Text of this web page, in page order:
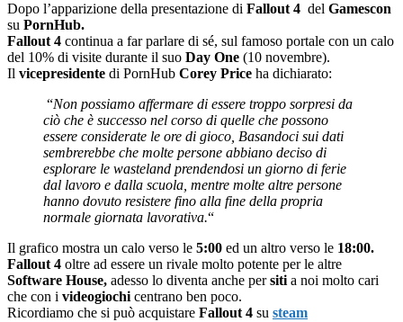
Dopo l’apparizione della presentazione di Fallout 4 del Gamescon
su PornHub.
Fallout 4 continua a far parlare di sé, sul famoso portale con un calo
del 10% di visite durante il suo Day One (10 novembre).
Il vicepresidente di PornHub Corey Price ha dichiarato:
“Non possiamo affermare di essere troppo sorpresi da
ciò che è successo nel corso di quelle che possono
essere considerate le ore di gioco, Basandoci sui dati
sembrerebbe che molte persone abbiano deciso di
esplorare le wasteland prendendosi un giorno di ferie
dal lavoro e dalla scuola, mentre molte altre persone
hanno dovuto resistere fino alla fine della propria
normale giornata lavorativa.“
Il grafico mostra un calo verso le 5:00 ed un altro verso le 18:00.
Fallout 4 oltre ad essere un rivale molto potente per le altre
Software House, adesso lo diventa anche persiti a noi molto cari
che con i videogiochi centrano ben poco.
Ricordiamo che si può acquistare Fallout 4 su steam